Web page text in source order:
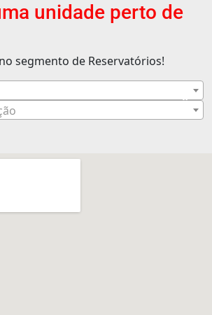
unidade perto de
segmento de Reservatórios!
×